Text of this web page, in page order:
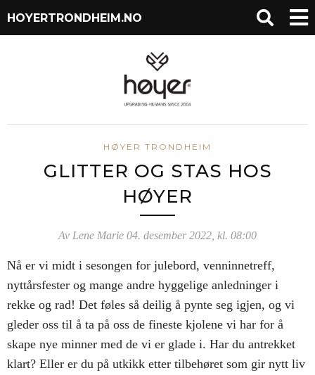
HOYERTRONDHEIM.NO
HØYER TRONDHEIM
GLITTER OG STAS HOS
HØYER
Av Lene Marie 04. desember 2022, kl. 08:00
Nå er vi midt i sesongen for julebord, venninnetreff,
nyttårsfester og mange andre hyggelige anledninger i
rekke og rad! Det føles så deilig å pynte seg igjen, og vi
gleder oss til å ta på oss de fineste kjolene vi har for å
skape nye minner med de vi er glade i. Har du antrekket
klart? Eller er du på utkikk etter tilbehøret som gir nytt liv